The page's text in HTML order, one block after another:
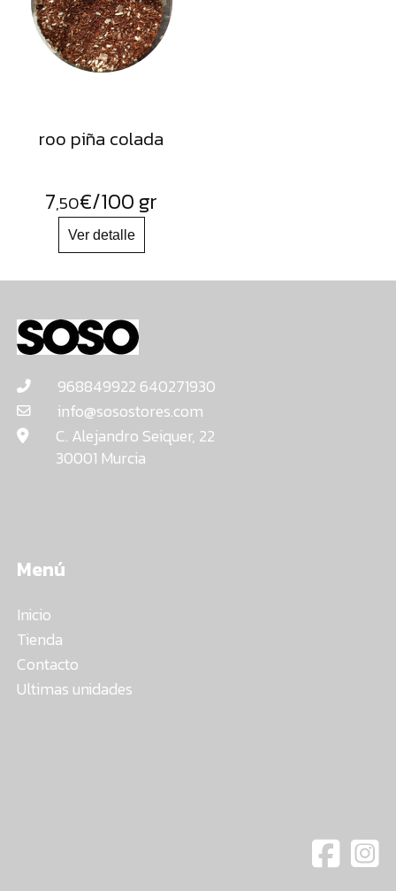
roo piña colada
7,50€/100 gr
968849922 640271930
info@sosostores.com
C. Alejandro Seiquer, 22
30001 Murcia
Menú
Inicio
Tienda
Contacto
Ultimas unidades